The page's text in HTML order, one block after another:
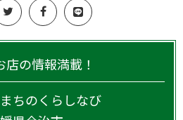
店の情報満載！
ちのくらしなび